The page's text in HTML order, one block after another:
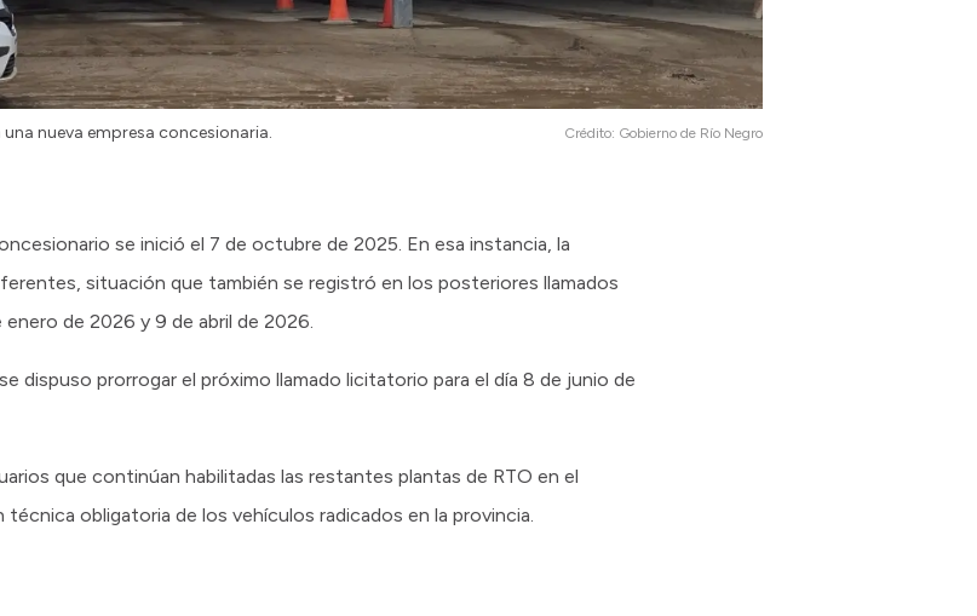
nueva empresa concesionaria. Crédito: Gobierno de Río Negro
se inició el 7 de octubre de 2025. En esa instancia, la
situación que también se registró en los posteriores llamados
de 2026 y 9 de abril de 2026.
dispuso prorrogar el próximo llamado licitatorio para el día 8 de junio de
que continúan habilitadas las restantes plantas de RTO en el
obligatoria de los vehículos radicados en la provincia.